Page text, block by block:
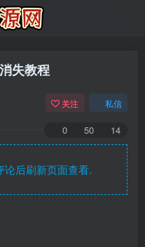
失教程
关注 私信
0 50 14
后刷新页面查看.